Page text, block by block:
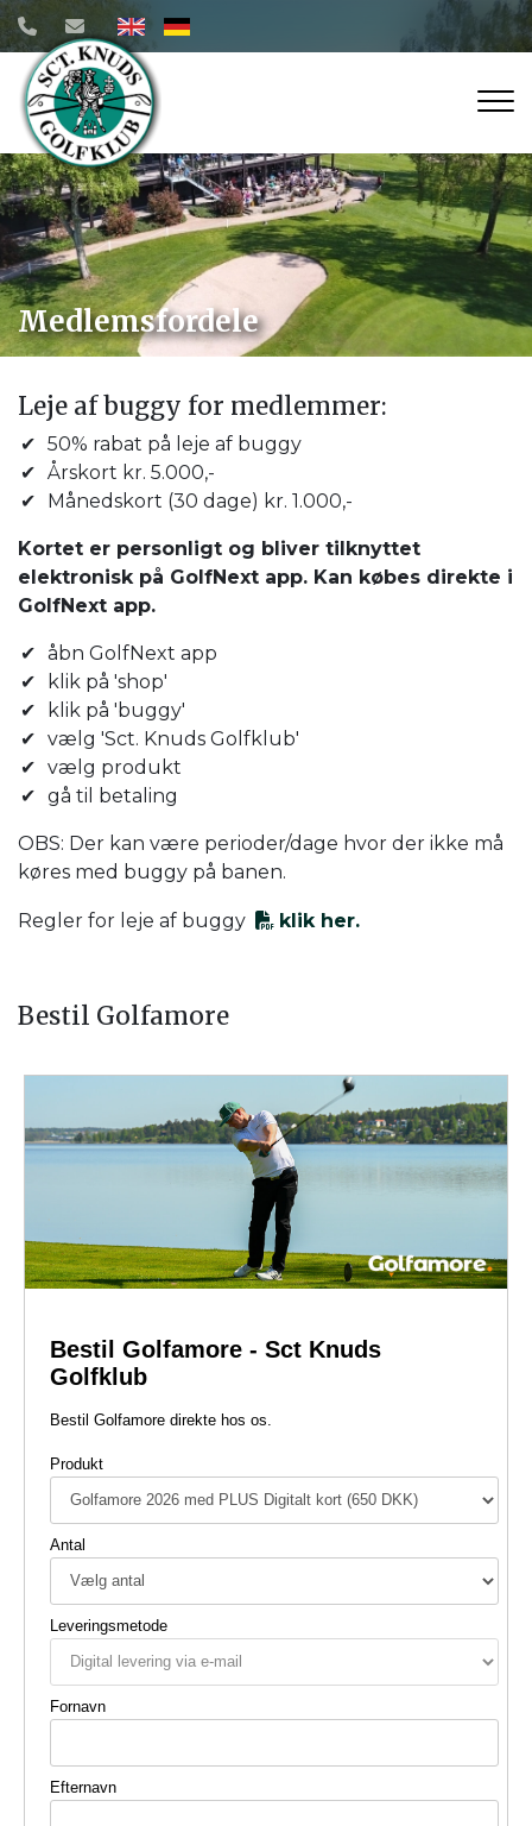
Gå
til
hovedindhold
Medlemsfordele
Leje af buggy for medlemmer:
50% rabat på leje af buggy
Årskort kr. 5.000,-
Månedskort (30 dage) kr. 1.000,-
Kortet er personligt og bliver tilknyttet
elektronisk på GolfNext app. Kan købes direkte i
GolfNext app.
åbn GolfNext app
klik på 'shop'
klik på 'buggy'
vælg 'Sct. Knuds Golfklub'
vælg produkt
gå til betaling
OBS: Der kan være perioder/dage hvor der ikke må
køres med buggy på banen.
Regler for leje af buggy klik her.
Bestil Golfamore